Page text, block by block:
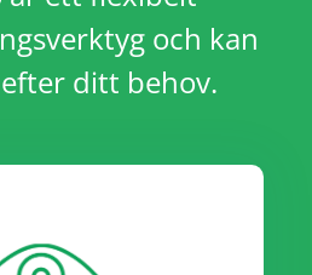
och kan
ditt behov.